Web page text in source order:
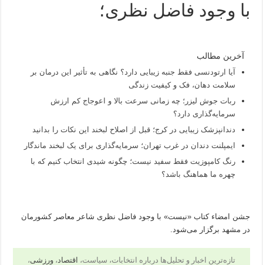
با وجود فاضل نظری؛
آخرین مطالب
آیا ارتودنسی فقط جنبه زیبایی دارد؟ نگاهی به تأثیر این درمان بر
سلامت دهان، فک و کیفیت زندگی
ربات جوش لیزر؛ چه زمانی سرعت بالا و اعوجاج کم ارزش
سرمایه‌گذاری دارد؟
دندانپزشک زیبایی در کرج؛ قبل از اصلاح لبخند این نکات را بدانید
ایمپلنت دندان در غرب تهران؛ سرمایه‌گذاری برای یک لبخند ماندگار
رنگ کامپوزیت فقط سفید نیست؛ چگونه شیدی انتخاب کنیم که با
چهره ما هماهنگ باشد؟
جشن امضاء کتاب «نیست» با وجود فاضل نظری شاعر معاصر کشورمان
در مشهد برگزار می‌شود.
تازه‌ترین اخبار و تحلیل‌ها درباره انتخابات، سیاست، اقتصاد، ورزشی،